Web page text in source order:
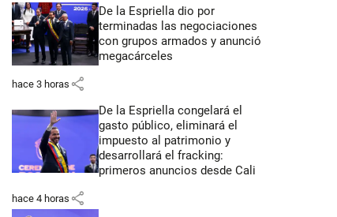
De la Espriella dio por
terminadas las negociaciones
con grupos armados y anunció
megacárceles
hace 3 horas share
De la Espriella congelará el
gasto público, eliminará el
impuesto al patrimonio y
desarrollará el fracking:
primeros anuncios desde Cali
hace 4 horas share